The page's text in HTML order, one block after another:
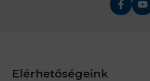
Elérhetőségeink